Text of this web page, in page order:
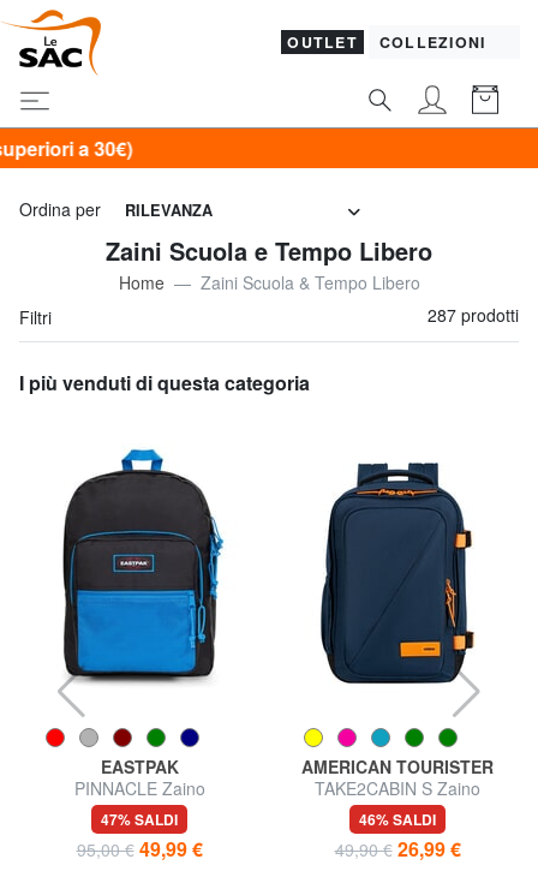
OUTLET COLLEZIONI
Ordina per RILEVANZA
Zaini Scuola e Tempo Libero
Home
Zaini Scuola & Tempo Libero
Filtri
287 prodotti
I più venduti di questa categoria
EASTPAK
PINNACLE Zaino
47% SALDI
95,00 € 49,99 €
AMERICAN TOURISTER
TAKE2CABIN S Zaino
underseater ok Ryanair
46% SALDI
49,90 € 26,99 €